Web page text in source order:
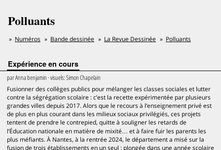
Polluants
Numéros Bande dessinée La Revue Dessinée Polluants
Expérience en cours
parAnna benjamin · visuels:Simon Chapelain
Fusionner des collèges publics pour mélanger les classes sociales et lutter
contre la ségrégation scolaire : c’est la recette expérimentée par plusieurs
grandes villes depuis 2017. Alors que le recours à l’enseignement privé est
de plus en plus courant dans les milieux sociaux privilégiés, ces projets
tentent de prendre le contrepied, quitte à souligner les retards de
l’Éducation nationale en matière de mixité… et à faire fuir les parents les
plus méfiants. À Nantes, à la rentrée 2024, le département a misé sur la
fusion de trois établissements en un seul : plongée dans une année scolaire